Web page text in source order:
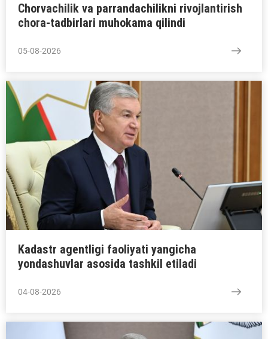
Chorvachilik va parrandachilikni rivojlantirish
chora-tadbirlari muhokama qilindi
05-08-2026
Kadastr agentligi faoliyati yangicha
yondashuvlar asosida tashkil etiladi
04-08-2026